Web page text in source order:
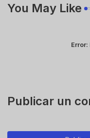
You May Like
Error:
Publicar un